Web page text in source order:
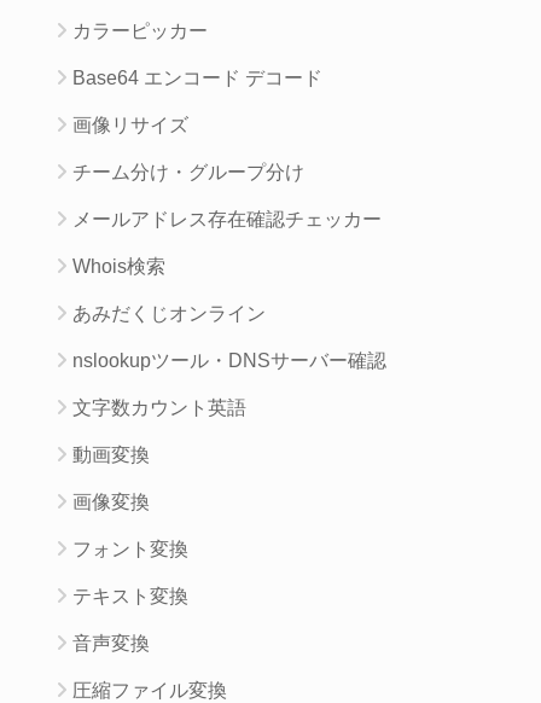
カラーピッカー
Base64 エンコード デコード
画像リサイズ
チーム分け・グループ分け
メールアドレス存在確認チェッカー
Whois検索
あみだくじオンライン
nslookupツール・DNSサーバー確認
文字数カウント英語
動画変換
画像変換
フォント変換
テキスト変換
音声変換
圧縮ファイル変換